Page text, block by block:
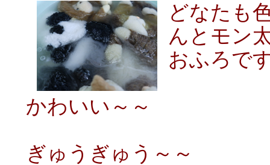
どなたも
んとモン
おふろで
かわいい～～
ぎゅうぎゅう～～